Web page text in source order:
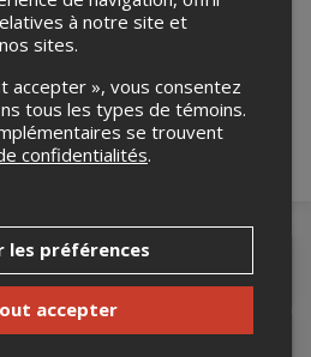
que vous n'êtes pas un
ci-bas.
à notre site et
sites.
accepter », vous consentez
tous les types de témoins.
se trouvent
confidentialités.
les préférences
accepter